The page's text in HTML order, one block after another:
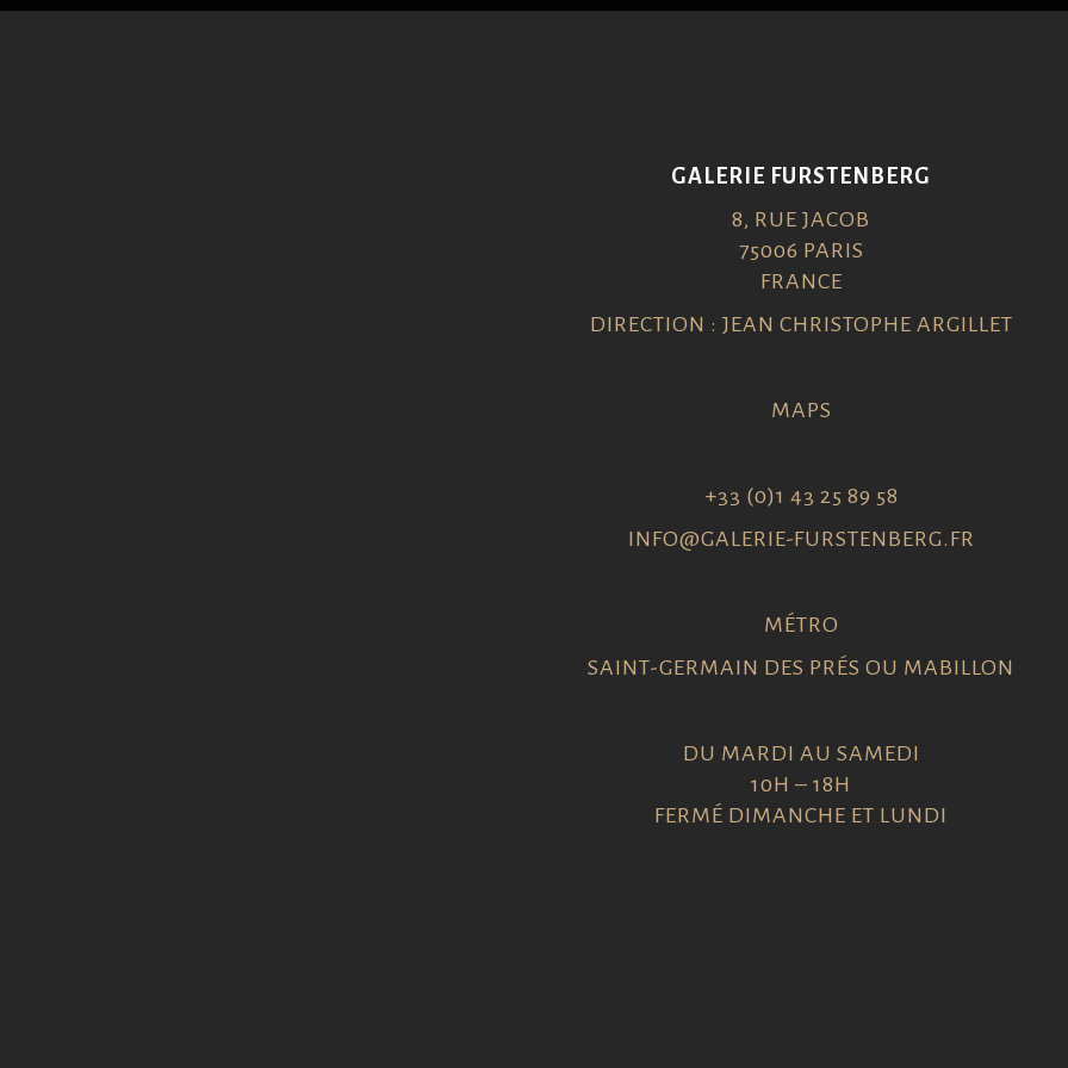
GALERIE FURSTENBERG
8, RUE JACOB
75006 PARIS
FRANCE
DIRECTION : JEAN CHRISTOPHE ARGILLET
MAPS
+33 (0)1 43 25 89 58
INFO@GALERIE-FURSTENBERG.FR
MÉTRO
SAINT-GERMAIN DES PRÉS OU MABILLON
DU MARDI AU SAMEDI
10H – 18H
FERMÉ DIMANCHE ET LUNDI